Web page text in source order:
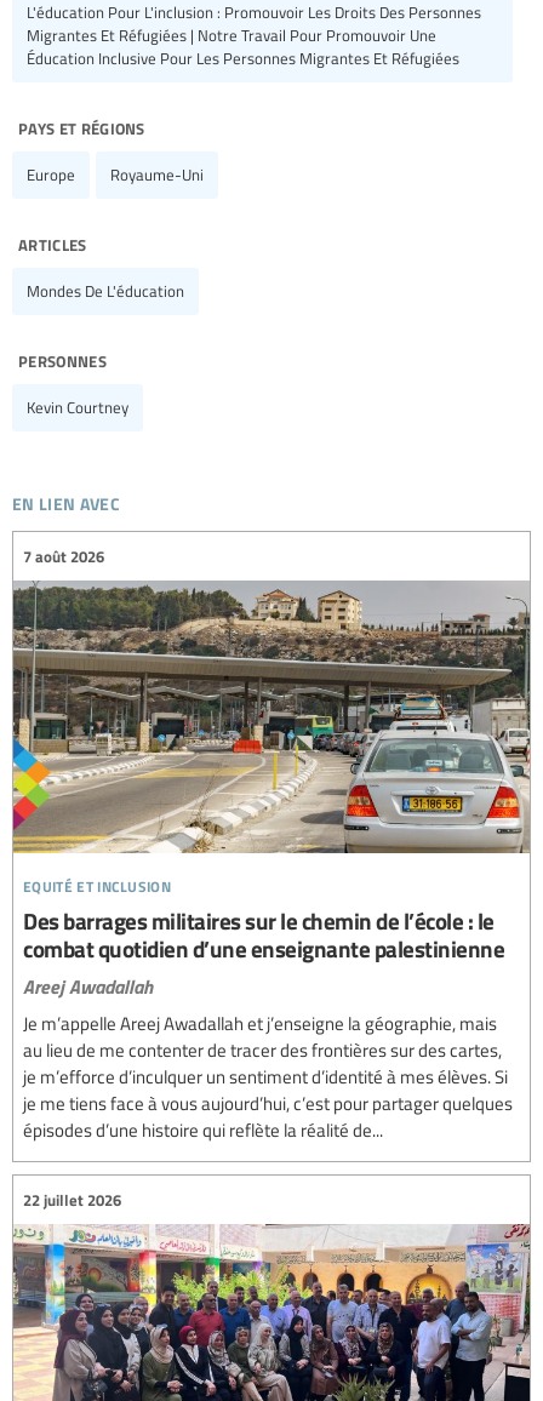
L'éducation Pour L'inclusion : Promouvoir Les Droits Des Personnes
Migrantes Et Réfugiées | Notre Travail Pour Promouvoir Une
Éducation Inclusive Pour Les Personnes Migrantes Et Réfugiées
pays et régions
Europe Royaume-Uni
articles
Mondes De L'éducation
personnes
Kevin Courtney
en lien avec
equité et inclusion
7 août 2026
Des barrages militaires sur le chemin de l’école : le
combat quotidien d’une enseignante palestinienne
Areej Awadallah
Je m’appelle Areej Awadallah et j’enseigne la géographie, mais
au lieu de me contenter de tracer des frontières sur des cartes,
je m’efforce d’inculquer un sentiment d’identité à mes élèves. Si
je me tiens face à vous aujourd’hui, c’est pour partager quelques
épisodes d’une histoire qui reflète la réalité de...
22 juillet 2026